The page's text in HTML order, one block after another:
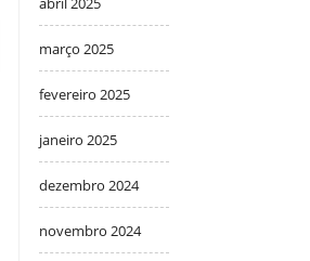
março 2025
fevereiro 2025
janeiro 2025
dezembro 2024
novembro 2024